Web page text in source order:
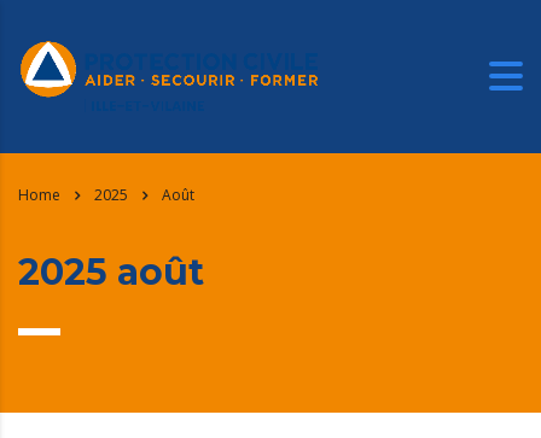
Home 2025 Août
2025 août